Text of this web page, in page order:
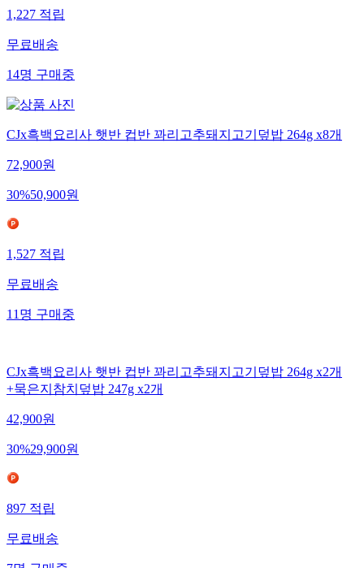
1,227적립
무료배송
14명구매중
CJx흑백요리사 햇반 컵반 꽈리고추돼지고기덮밥 264g x8개
72,900원
30%50,900원
1,527적립
무료배송
11명구매중
CJx흑백요리사 햇반 컵반 꽈리고추돼지고기덮밥 264g x2개
+묵은지참치덮밥 247g x2개
42,900원
30%29,900원
897적립
무료배송